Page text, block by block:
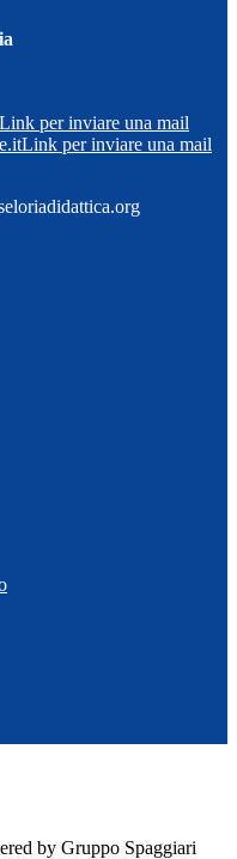
Link per inviare una mail
Link per inviare una mail
by Gruppo Spaggiari